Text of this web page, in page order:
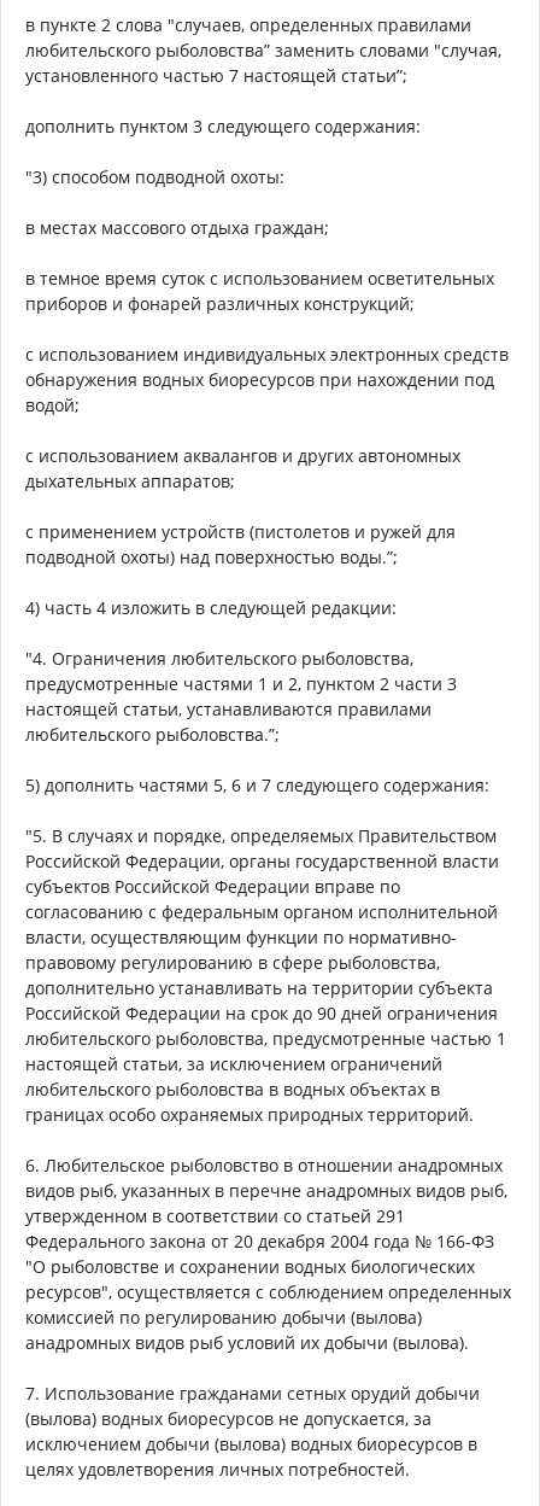
в пункте 2 слова "случаев, определенных правилами
любительского рыболовства” заменить словами "случая,
установленного частью 7 настоящей статьи”;
дополнить пунктом 3 следующего содержания:
"3) способом подводной охоты:
в местах массового отдыха граждан;
в темное время суток с использованием осветительных
приборов и фонарей различных конструкций;
с использованием индивидуальных электронных средств
обнаружения водных биоресурсов при нахождении под
водой;
с использованием аквалангов и других автономных
дыхательных аппаратов;
с применением устройств (пистолетов и ружей для
подводной охоты) над поверхностью воды.”;
4) часть 4 изложить в следующей редакции:
"4. Ограничения любительского рыболовства,
предусмотренные частями 1 и 2, пунктом 2 части 3
настоящей статьи, устанавливаются правилами
любительского рыболовства.”;
5) дополнить частями 5, 6 и 7 следующего содержания:
"5. В случаях и порядке, определяемых Правительством
Российской Федерации, органы государственной власти
субъектов Российской Федерации вправе по
согласованию с федеральным органом исполнительной
власти, осуществляющим функции по нормативно-
правовому регулированию в сфере рыболовства,
дополнительно устанавливать на территории субъекта
Российской Федерации на срок до 90 дней ограничения
любительского рыболовства, предусмотренные частью 1
настоящей статьи, за исключением ограничений
любительского рыболовства в водных объектах в
границах особо охраняемых природных территорий.
6. Любительское рыболовство в отношении анадромных
видов рыб, указанных в перечне анадромных видов рыб,
утвержденном в соответствии со статьей 291
Федерального закона от 20 декабря 2004 года № 166-ФЗ
"О рыболовстве и сохранении водных биологических
ресурсов", осуществляется с соблюдением определенных
комиссией по регулированию добычи (вылова)
анадромных видов рыб условий их добычи (вылова).
7. Использование гражданами сетных орудий добычи
(вылова) водных биоресурсов не допускается, за
исключением добычи (вылова) водных биоресурсов в
целях удовлетворения личных потребностей.